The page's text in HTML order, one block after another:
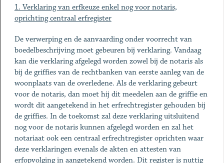
1. Verklaring van erfkeuze enkel nog voor notaris,
oprichting centraal erfregister
De verwerping en de aanvaarding onder voorrecht van
boedelbeschrijving moet gebeuren bij verklaring. Vandaag
kan die verklaring afgelegd worden zowel bij de notaris als
bij de griffies van de rechtbanken van eerste aanleg van de
woonplaats van de overledene. Als de verklaring gebeurt
voor de notaris, dan moet hij dit meedelen aan de griffie en
wordt dit aangetekend in het erfrechtregister gehouden bij
de griffies. In de toekomst zal deze verklaring uitsluitend
nog voor de notaris kunnen afgelegd worden en zal het
notariaat ook een centraal erfrechtregister oprichten waar
deze verklaringen evenals de akten en attesten van
erfopvolging in aangetekend worden. Dit register is nuttig